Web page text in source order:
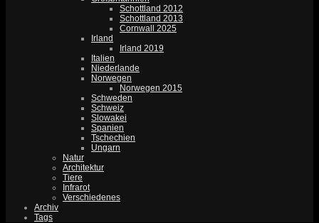
Schottland 2012
Schottland 2013
Cornwall 2025
Irland
Irland 2019
Italien
Niederlande
Norwegen
Norwegen 2015
Schweden
Schweiz
Slowakei
Spanien
Tschechien
Ungarn
Natur
Architektur
Tiere
Infrarot
Verschiedenes
Archiv
Tags